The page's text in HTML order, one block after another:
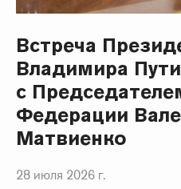
Встреча
Владимира
с
Федерации
Матвиенко
28 июля 2026 г.